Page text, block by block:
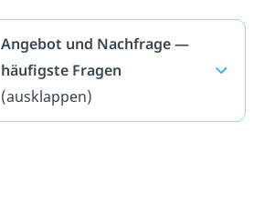
Angebot und Nachfrage —
häufigste Fragen
(ausklappen)